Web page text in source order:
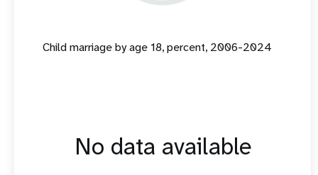
Child marriage by age 18, percent, 2006-2024
No data available